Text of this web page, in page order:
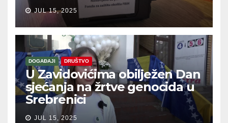
JUL 15, 2025
DOGAĐAJI DRUŠTVO
U Zavidovićima obilježen Dan
sjećanja na žrtve genocida u
Srebrenici
JUL 15, 2025